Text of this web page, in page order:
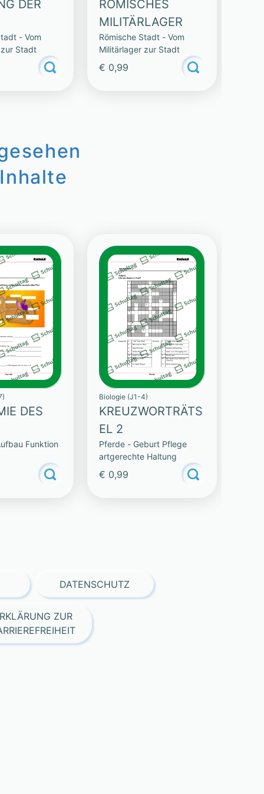
DER
- Vom
Stadt
RÖMISCHES
MILITÄRLAGER
Römische Stadt - Vom
Militärlager zur Stadt
€ 0,99
DES
Funktion
Biologie (J1-4)
KREUZWORTRÄTS
EL 2
Pferde - Geburt Pflege
artgerechte Haltung
€ 0,99
DATENSCHUTZ
ZUR